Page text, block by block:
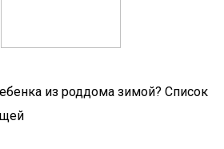
из роддома зимой? Список